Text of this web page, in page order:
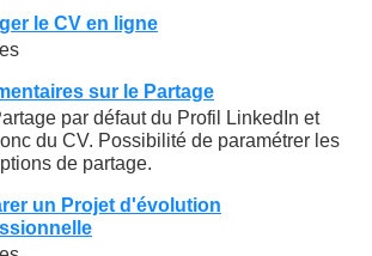
le CV en ligne
sur le Partage
par défaut du Profil LinkedIn et
du CV. Possibilité de paramétrer les
de partage.
un Projet d'évolution